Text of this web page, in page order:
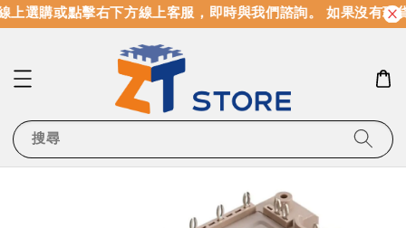
選購或點擊右下方線上客服，即時與我們諮詢。 如果沒有現
搜尋